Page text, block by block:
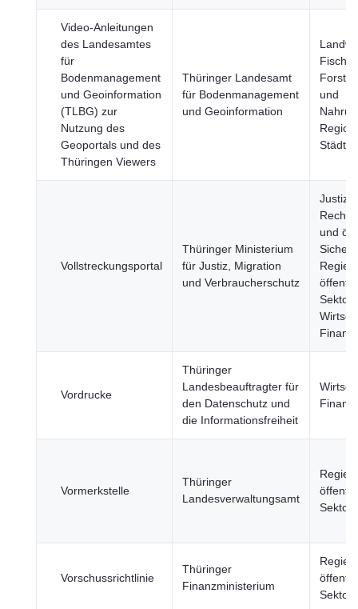
Video-Anleitungen
des Landesamtes
für
Bodenmanagement
und Geoinformation
(TLBG) zur
Nutzung des
Geoportals und des
Thüringen Viewers
Thüringer Landesamt
für Bodenmanagement
und Geoinformation
und
Vollstreckungsportal
Thüringer Ministerium
für Justiz, Migration
und Verbraucherschutz
Justiz,
und
Sektor,
Vordrucke
Thüringer
Landesbeauftragter für
den Datenschutz und
die Informationsfreiheit
Vormerkstelle
Thüringer
Landesverwaltungsamt
Sektor
Vorschussrichtlinie
Thüringer
Finanzministerium
Sektor